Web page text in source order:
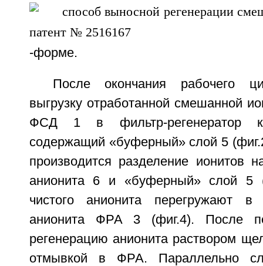
-форме.
После окончания рабочего
выгрузку отработанной смешанной
ФСД 1 в фильтр-регенератор
содержащий «буферный» слой 5
производится разделение ионитов
анионита 6 и «буферный» слой 5
чистого анионита перегружают в
анионита ФРА 3 (фиг.4). После
регенерацию анионита раствором
отмывкой в ФРА. Параллельно